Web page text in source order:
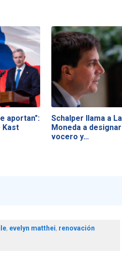
aportan":
Kast
Schalper llama a La
Moneda a designar
vocero y…
, evelyn matthei, renovación